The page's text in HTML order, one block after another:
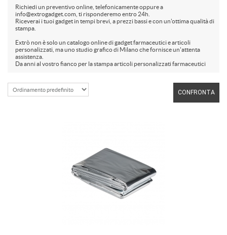
Richiedi un preventivo online, telefonicamente oppure a
info@extrogadget.com, ti risponderemo entro 24h.
Riceverai i tuoi gadget in tempi brevi, a prezzi bassi e con un'ottima qualità di
stampa.
Extrò non è solo un catalogo online di gadget farmaceutici e articoli
personalizzati, ma uno studio grafico di Milano che fornisce un'attenta
assistenza.
Da anni al vostro fianco per la stampa articoli personalizzati farmaceutici
CONFRONTA